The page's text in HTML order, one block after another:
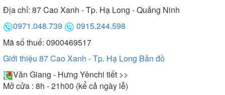
1600x700x600 mm, 1700x700x600 mm,
1700x800x620 mm. Bồn tắm Selta hình chữ nhật
thường lắp đặt cho phòng tắm vừa phải và lớn. Tuy
nhiên, nếu không gian tắm nhà bạn không đủ rộng
thì có thể tham khảo kích thước 1200x700x600
mm.
Địa chỉ: 87 Cao Xanh - Tp. Hạ Long - Quảng Ninh
0971.048.739
0915.244.598
Mã số thuế: 0900469517
Giới thiệu 87 Cao Xanh - Tp. Hạ Long Bản đồ
Văn Giang - Hưng Yênchi tiết >>
Mở cửa : 8h - 21h00 (kể cả ngày lễ)